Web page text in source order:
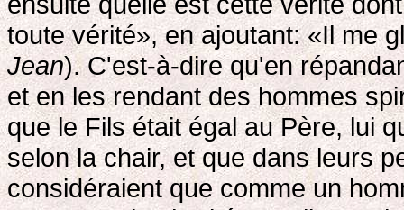
toute vérité», en ajoutant: «Il me
Jean). C'est-à-dire qu'en
et en les rendant des hommes
que le Fils était égal au Père, lui
selon la chair, et que dans leurs
considéraient que comme un